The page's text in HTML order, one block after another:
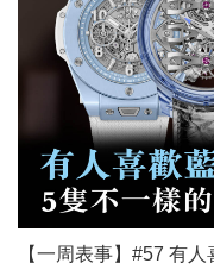
【一周表事】#57 有